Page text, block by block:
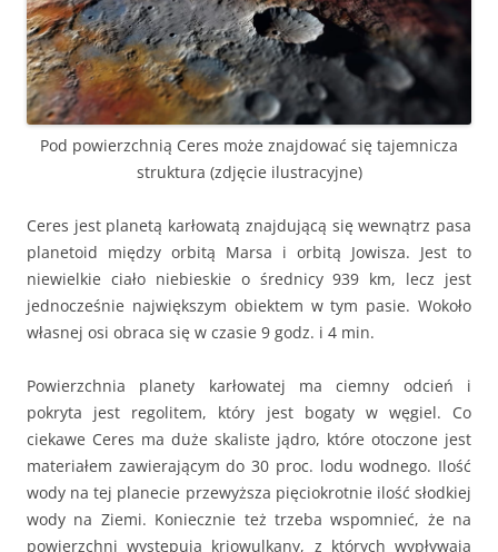
Pod powierzchnią Ceres może znajdować się tajemnicza
struktura (zdjęcie ilustracyjne)
Ceres jest planetą karłowatą znajdującą się wewnątrz pasa
planetoid między orbitą Marsa i orbitą Jowisza. Jest to
niewielkie ciało niebieskie o średnicy 939 km, lecz jest
jednocześnie największym obiektem w tym pasie. Wokoło
własnej osi obraca się w czasie 9 godz. i 4 min.
Powierzchnia planety karłowatej ma ciemny odcień i
pokryta jest regolitem, który jest bogaty w węgiel. Co
ciekawe Ceres ma duże skaliste jądro, które otoczone jest
materiałem zawierającym do 30 proc. lodu wodnego. Ilość
wody na tej planecie przewyższa pięciokrotnie ilość słodkiej
wody na Ziemi. Koniecznie też trzeba wspomnieć, że na
powierzchni występują kriowulkany, z których wypływają